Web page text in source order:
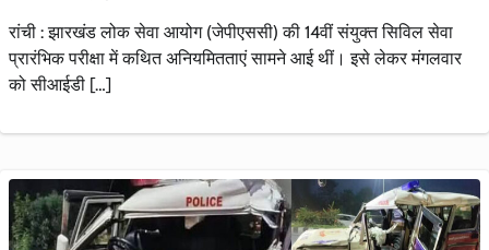
रांची : झारखंड लोक सेवा आयोग (जेपीएससी) की 14वीं संयुक्त सिविल सेवा
प्रारंभिक परीक्षा में कथित अनियमितताएं सामने आई थीं। इसे लेकर मंगलवार
को सीआईडी […]